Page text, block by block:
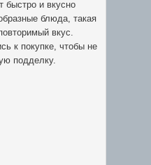
быстро и вкусно
блюда, такая
вкус.
к покупке, чтобы не
подделку.